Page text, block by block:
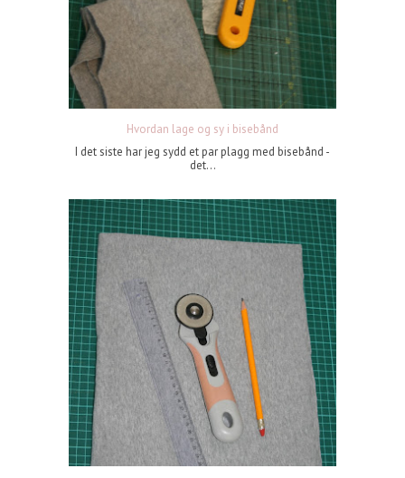
Hvordan lage og sy i bisebånd
I det siste har jeg sydd et par plagg med bisebånd -
det...